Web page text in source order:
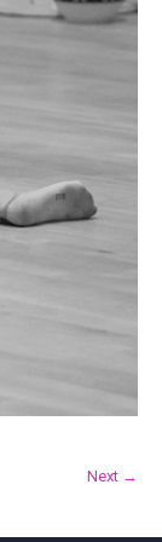
Next →